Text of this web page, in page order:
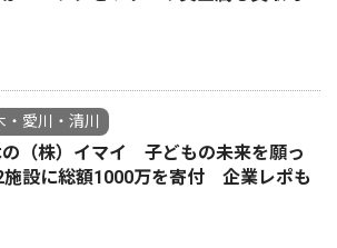
・愛川・清川
（株）イマイ 子どもの未来を願っ
施設に総額1000万を寄付 企業レポも